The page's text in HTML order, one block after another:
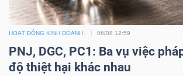
HOẠT ĐỘNG KINH DOANH 06/08 12:59
PNJ, DGC, PC1: Ba vụ việc
độ thiệt hại khác nhau